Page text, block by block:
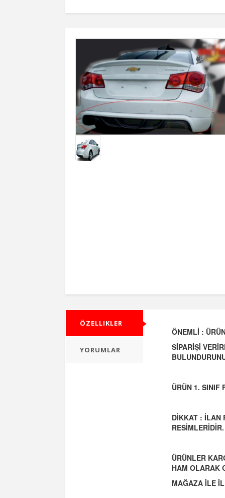
ÖZELLIKLER
YORUMLAR
ÖNEMLİ :
SİPARİŞİ
ÜRÜN 1. SINIF
DİKKAT : İLAN
RESİMLERİDİR.
ÜRÜNLER
HAM OLARAK
MAĞAZA İLE